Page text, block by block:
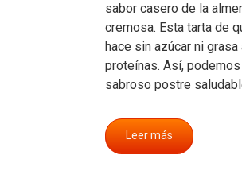
sabor casero de la
cremosa. Esta tarta de
hace sin azúcar ni
proteínas. Así,
sabroso postre
Leer más